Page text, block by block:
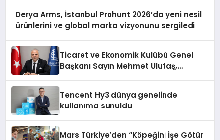
Derya Arms, İstanbul Prohunt 2026’da yeni nesil
ürünlerini ve global marka vizyonunu sergiledi
Ticaret ve Ekonomik Kulübü Genel
Başkanı Sayın Mehmet Ulutaş,
Tencent Hy3 dünya genelinde
kullanıma sunuldu
Mars Türkiye’den “Köpeğini İşe Götür